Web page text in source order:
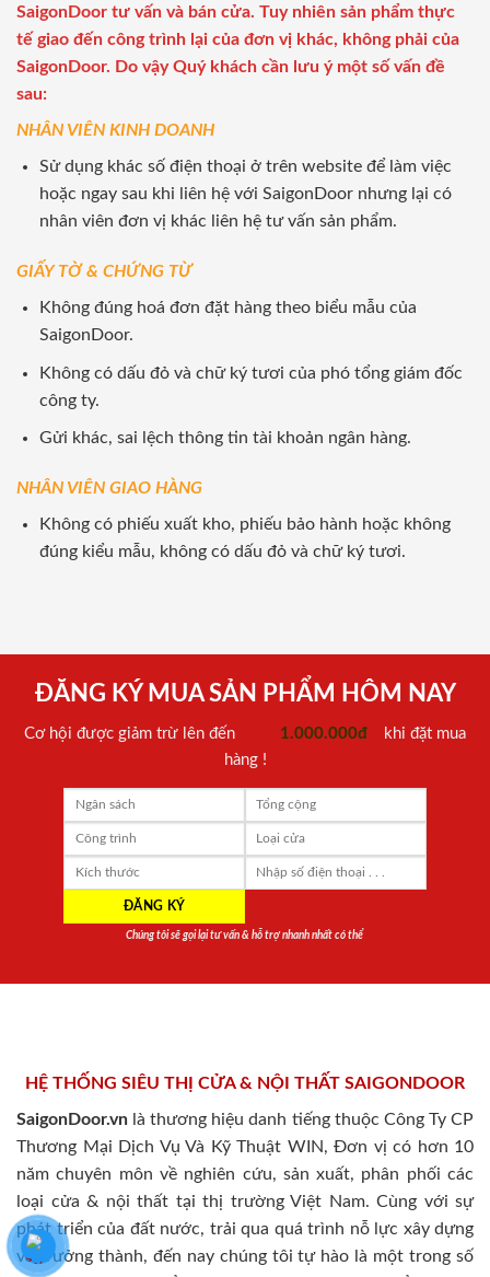
SaigonDoor tư vấn và bán cửa. Tuy nhiên sản phẩm thực
tế giao đến công trình lại của đơn vị khác, không phải của
SaigonDoor. Do vậy Quý khách cần lưu ý một số vấn đề
sau:
NHÂN VIÊN KINH DOANH
Sử dụng khác số điện thoại ở trên website để làm việc
hoặc ngay sau khi liên hệ với SaigonDoor nhưng lại có
nhân viên đơn vị khác liên hệ tư vấn sản phẩm.
GIẤY TỜ & CHỨNG TỪ
Không đúng hoá đơn đặt hàng theo biểu mẫu của
SaigonDoor.
Không có dấu đỏ và chữ ký tươi của phó tổng giám đốc
công ty.
Gửi khác, sai lệch thông tin tài khoản ngân hàng.
NHÂN VIÊN GIAO HÀNG
Không có phiếu xuất kho, phiếu bảo hành hoặc không
đúng kiểu mẫu, không có dấu đỏ và chữ ký tươi.
ĐĂNG KÝ MUA SẢN PHẨM HÔM NAY
Cơ hội được giảm trừ lên đến 1.000.000đ
khi đặt mua
hàng !
Chúng tôi sẽ gọi lại tư vấn & hỗ trợ nhanh nhất có thể
HỆ THỐNG SIÊU THỊ CỬA & NỘI THẤT SAIGONDOOR
SaigonDoor.vn là thương hiệu danh tiếng thuộc Công Ty CP
Thương Mại Dịch Vụ Và Kỹ Thuật WIN, Đơn vị có hơn 10
năm chuyên môn về nghiên cứu, sản xuất, phân phối các
loại cửa & nội thất tại thị trường Việt Nam. Cùng với sự
phát triển của đất nước, trải qua quá trình nỗ lực xây dựng
và trưởng thành, đến nay chúng tôi tự hào là một trong số